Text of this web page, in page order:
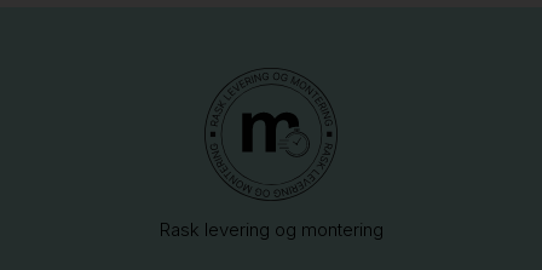
Rask levering og montering